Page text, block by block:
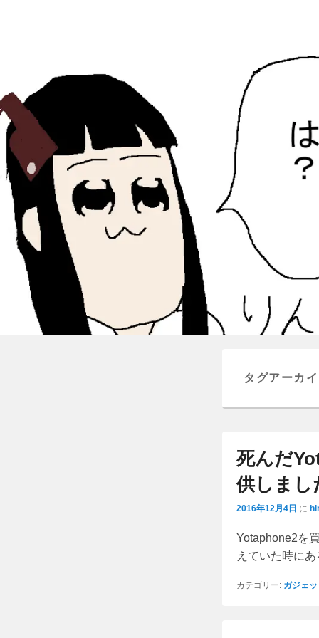
ほたがページ上部にある検索バーを消してくれたサイトで
タグアーカ
死んだ
供しまし
2016年12月4日 に
Yotaphone2を
えていた時に
カテゴリー: ガジェ